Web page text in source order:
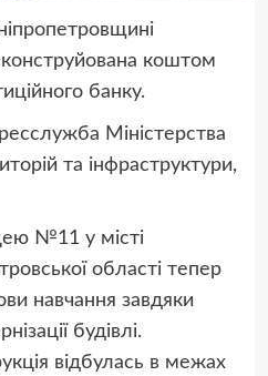
коштом
банку.
Міністерства
та інфраструктури,
№11 у місті
області тепер
навчання завдяки
будівлі.
відбулась в межах